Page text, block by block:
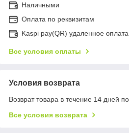
Наличными
Оплата по реквизитам
Kaspi pay(QR) удаленное оплата
Все условия оплаты
Условия возврата
Возврат товара в течение 14 дней
Все условия возврата